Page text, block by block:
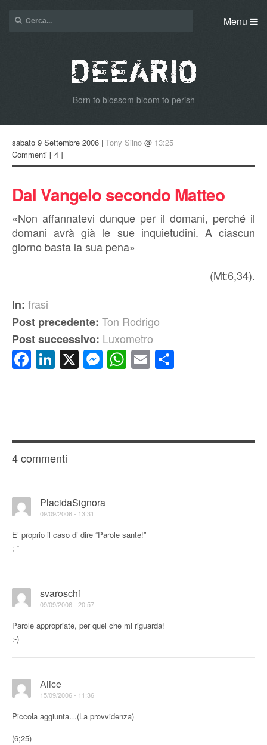
Menu
Born to blossom bloom to perish
sabato 9 Settembre 2006 | Tony Siino @ 13:25
Commenti [ 4 ]
Dal Vangelo secondo Matteo
«Non affannatevi dunque per il domani, perché il
domani avrà già le sue inquietudini. A ciascun
giorno basta la sua pena»
(Mt:6,34).
In: frasi
Post precedente: Ton Rodrigo
Post successivo: Luxometro
Facebook
LinkedIn
X Messenger
WhatsApp
Email
4 commenti
PlacidaSignora
09/09/2006 - 13:31
E’ proprio il caso di dire “Parole sante!”
;-*
svaroschi
09/09/2006 - 20:57
Parole appropriate, per quel che mi riguarda!
:-)
Alice
15/09/2006 - 11:36
Piccola aggiunta…(La provvidenza)
(6;25)